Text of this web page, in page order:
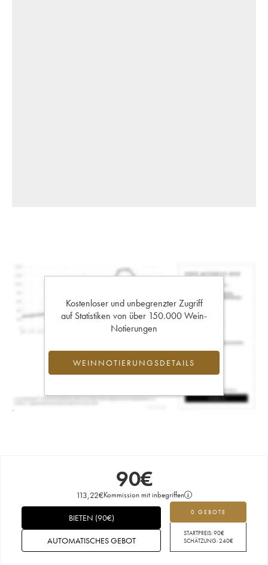
Kostenloser und unbegrenzter Zugriff
auf Statistiken von über 150.000 Wein-
Notierungen
WEINNOTIERUNGSDETAILS
90€
113,22€Kommission mit inbegriffen
0 GEBOTE
STARTPREIS:90€
SCHÄTZUNG:240€
BIETEN (90€)
AUTOMATISCHES GEBOT